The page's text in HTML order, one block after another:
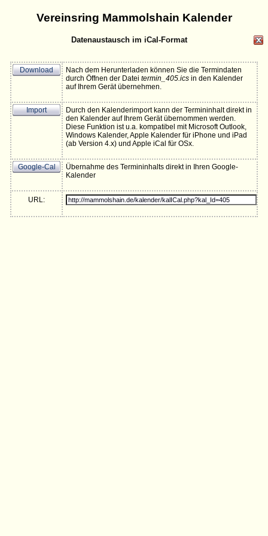
Vereinsring Mammolshain Kalender
Datenaustausch im iCal-Format
Download
Nach dem Herunterladen können Sie die Termindaten
durch Öffnen der Datei termin_405.ics in den Kalender
auf Ihrem Gerät übernehmen.
Import
Durch den Kalenderimport kann der Termininhalt direkt in
den Kalender auf Ihrem Gerät übernommen werden.
Diese Funktion ist u.a. kompatibel mit Microsoft Outlook,
Windows Kalender, Apple Kalender für iPhone und iPad
(ab Version 4.x) und Apple iCal für OSx.
Google-Cal
Übernahme des Termininhalts direkt in Ihren Google-
Kalender
URL: